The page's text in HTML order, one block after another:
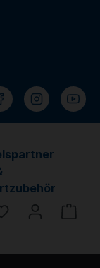
Du hast 0